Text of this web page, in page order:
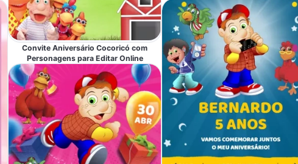
Convite Aniversário Cocoricó com
Personagens para Editar Online